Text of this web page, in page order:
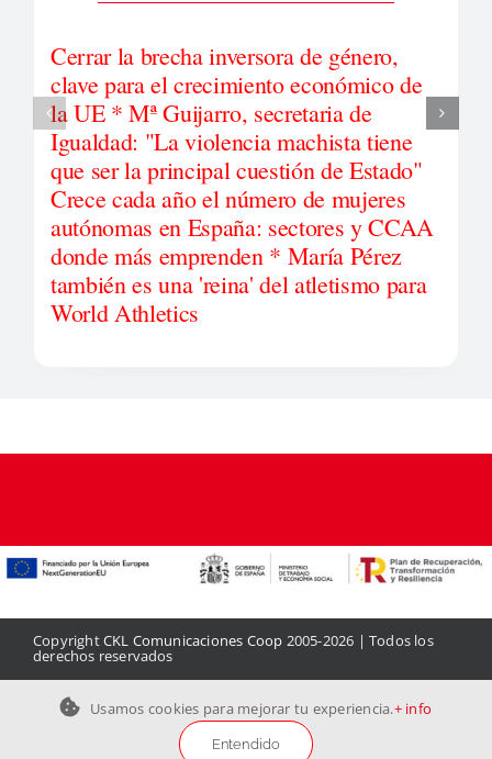
Cerrar la brecha inversora de género,
clave para el crecimiento económico de
la UE * Mª Guijarro, secretaria de
Igualdad: "La violencia machista tiene
que ser la principal cuestión de Estado"
Crece cada año el número de mujeres
autónomas en España: sectores y CCAA
donde más emprenden * María Pérez
también es una 'reina' del atletismo para
World Athletics
CopyrightCKL Comunicaciones Coop 2005-2026 | Todos los
derechos reservados
Aviso legal|Política de privacidad|Política de cookies|
ContactoUsamos cookies para mejorar tu experiencia.+ info
Entendido